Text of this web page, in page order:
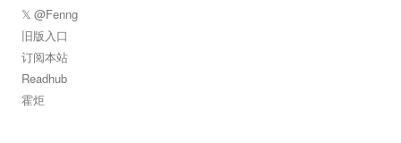
𝕏 @Fenng
旧版入口
订阅本站
Readhub
霍炬